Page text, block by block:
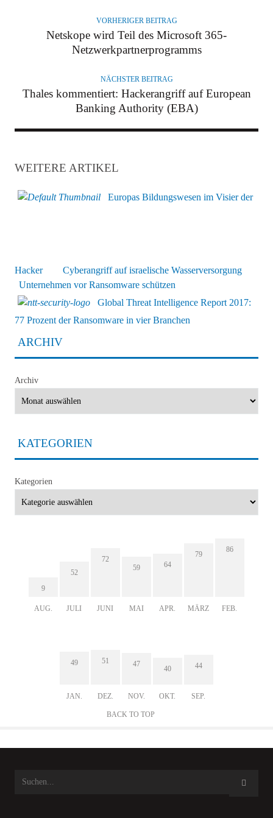
VORHERIGER BEITRAG
Netskope wird Teil des Microsoft 365-
Netzwerkpartnerprogramms
NÄCHSTER BEITRAG
Thales kommentiert: Hackerangriff auf European
Banking Authority (EBA)
WEITERE ARTIKEL
Europas Bildungswesen im Visier der
Hacker
Cyberangriff auf israelische Wasserversorgung
Unternehmen vor Ransomware schützen
Global Threat Intelligence Report 2017:
77 Prozent der Ransomware in vier Branchen
ARCHIV
Archiv
KATEGORIEN
Kategorien
9
AUG.
52
JULI
72
JUNI
59
MAI
64
APR.
79
MÄRZ
86
FEB.
49
JAN.
51
DEZ.
47
NOV.
40
OKT.
44
SEP.
BACK TO TOP